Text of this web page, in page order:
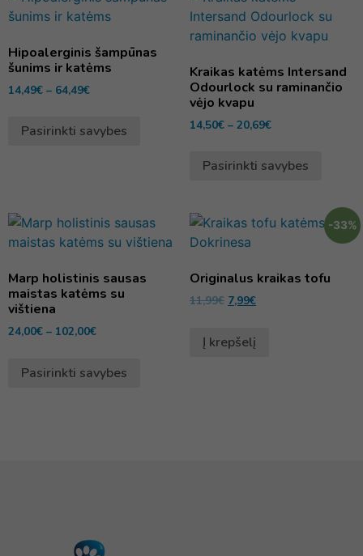
Hipoalerginis šampūnas
šunims ir katėms
14,49€ – 64,49€
Pasirinkti savybes
Kraikas katėms Intersand
Odourlock su raminančio
vėjo kvapu
14,50€ – 20,69€
Pasirinkti savybes
Marp holistinis sausas
maistas katėms su
vištiena
24,00€ – 102,00€
Pasirinkti savybes
-33%
Originalus kraikas tofu
11,99€ 7,99€
Į krepšelį